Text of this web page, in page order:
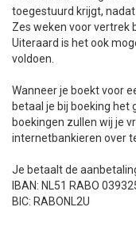
toegestuurd krijgt,
Zes weken voor vertrek
Uiteraard is het ook
voldoen.
Wanneer je boekt voor
betaal je bij boeking het
boekingen zullen wij je
internetbankieren over
Je betaalt de
IBAN: NL51 RABO
BIC: RABONL2U